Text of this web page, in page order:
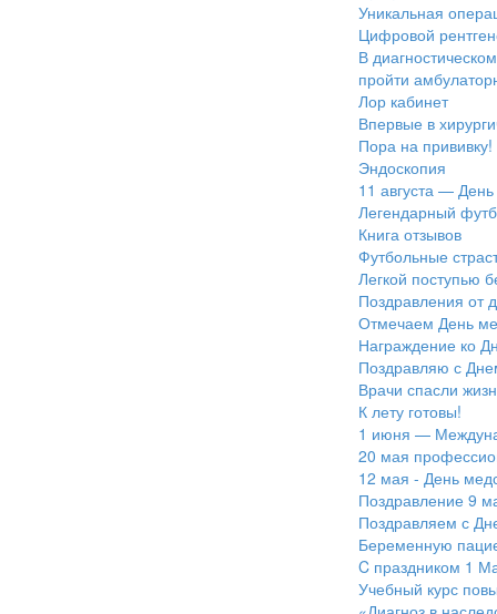
Уникальная
Цифровой
В
пройти
Лор кабинет
Впервые в
Пора на прививку!
Эндоскопия
11 августа —
Легендарный
Книга отзывов
Футбольные
Легкой поступью
Поздравления от
Отмечаем День
Награждение ко
Поздравляю с
Врачи спасли
К лету готовы!
1 июня —
20 мая
12 мая - День
Поздравление 9
Поздравляем с
Беременную
C праздником 1
Учебный курс